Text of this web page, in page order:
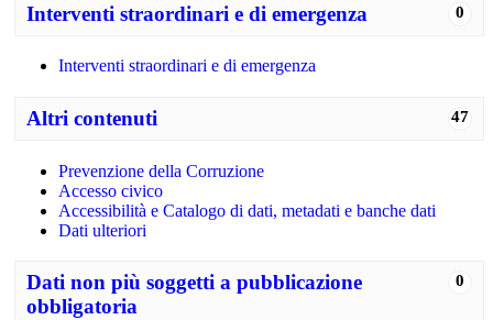
0
Interventi straordinari e di emergenza
Interventi straordinari e di emergenza
47
Altri contenuti
Prevenzione della Corruzione
Accesso civico
Accessibilità e Catalogo di dati, metadati e banche dati
Dati ulteriori
0
Dati non più soggetti a pubblicazione
obbligatoria